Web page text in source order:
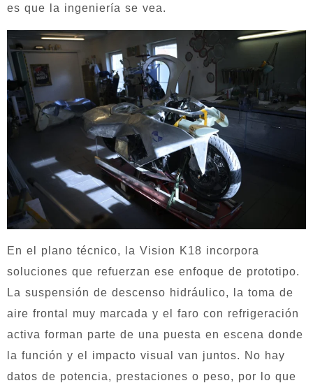
es que la ingeniería se vea.
En el plano técnico, la Vision K18 incorpora
soluciones que refuerzan ese enfoque de prototipo.
La suspensión de descenso hidráulico, la toma de
aire frontal muy marcada y el faro con refrigeración
activa forman parte de una puesta en escena donde
la función y el impacto visual van juntos. No hay
datos de potencia, prestaciones o peso, por lo que